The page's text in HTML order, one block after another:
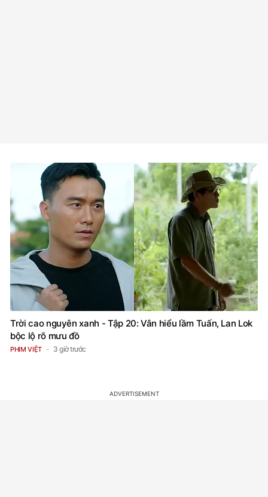
Trời cao nguyên xanh - Tập 20: Vân hiểu lầm Tuấn, Lan Lok
bộc lộ rõ mưu đồ
PHIM VIỆT 3 giờ trước